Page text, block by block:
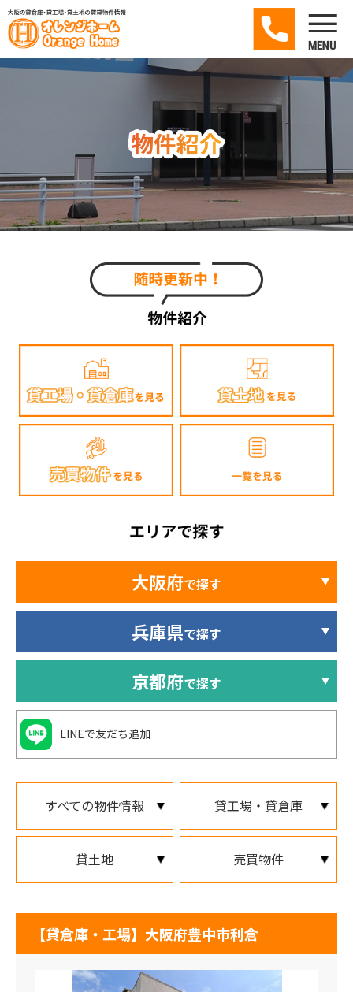
すべての物件情報 貸工場・貸倉庫
貸土地 売買物件
【貸倉庫・工場】大阪府豊中市利倉
大阪府で探す
兵庫県で探す
京都府で探す
LINEで友だち追加